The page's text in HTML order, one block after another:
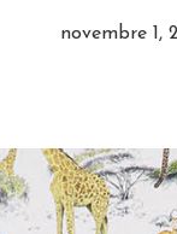
novembre 1,